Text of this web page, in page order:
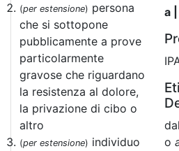
(per estensione) persona
che si sottopone
pubblicamente a prove
particolarmente
gravose che riguardano
la resistenza al dolore,
la privazione di cibo o
altro
(per estensione) individuo
a
o